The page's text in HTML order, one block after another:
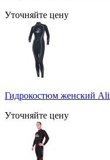
Уточняйте цену
Гидрокостюм женский
Уточняйте цену